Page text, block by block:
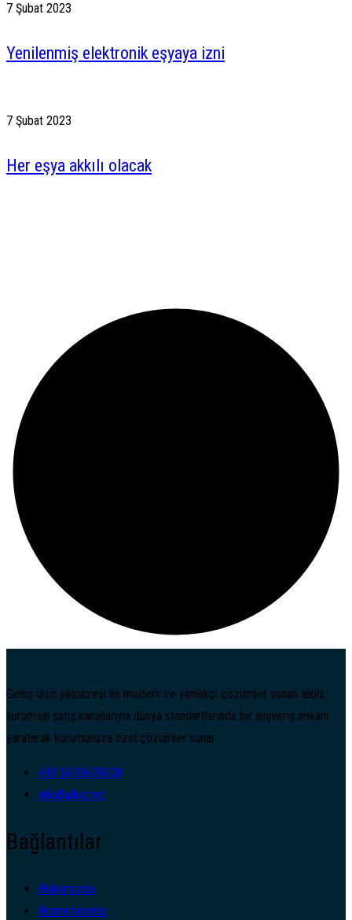
7 Şubat 2023
Yenilenmiş elektronik eşyaya izni
7 Şubat 2023
Her eşya akkılı olacak
Geniş ürün yelpazesi ile modern ve yenilikçi çözümler sunan alkid,
kurumsal şatış kanallarıyla dünya standartlarında bir alışveriş imkanı
yaratarak kurumunuza özel çözümler sunar.
+90 5416678438
info@alkid.net
Bağlantılar
Hakkımızda
Hizmetlerimiz